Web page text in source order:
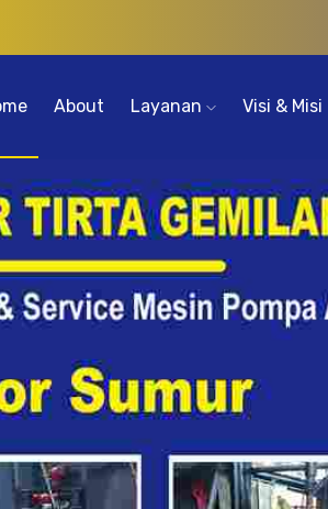
About Layanan Visi & Misi